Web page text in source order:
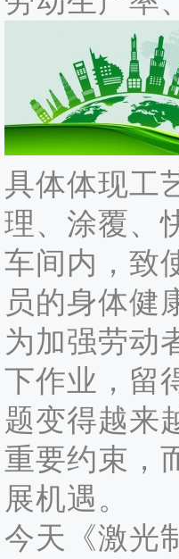
具体体现工
理、涂覆、
车间内，致
员的身体健
为加强劳动
下作业，留
题变得越来
重要约束，
展机遇。
今天《激光